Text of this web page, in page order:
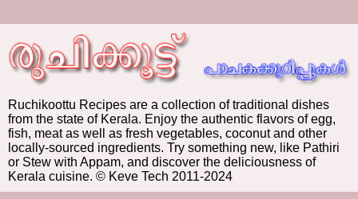
Ruchikoottu Recipes are a collection of traditional dishes
from the state of Kerala. Enjoy the authentic flavors of egg,
fish, meat as well as fresh vegetables, coconut and other
locally-sourced ingredients. Try something new, like Pathiri
or Stew with Appam, and discover the deliciousness of
Kerala cuisine. © Keve Tech 2011-2024